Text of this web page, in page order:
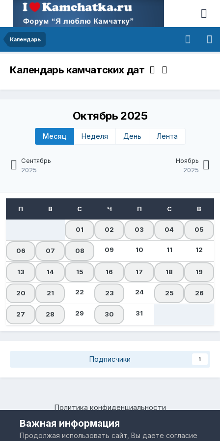
Календарь
Календарь камчатских дат
Сентябрь
2025
Октябрь 2025
Месяц Неделя День Лента
Ноябрь
2025
01 02 03 04 05
06 07 08 09 10 11 12
13 14 15 16 17 18 19
20 21 22 23 24 25 26
27 28 29 30 31
Подписчики 1
Политика конфиденциальности
Камчатский региональный форум "Я люблю Камчатку –
www.IloveKamchatka.ru"
Powered by Invision Community
Важная информация
Продолжая использовать сайт, Вы даете согласие